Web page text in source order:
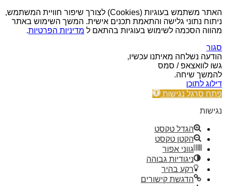
האתר משתמש בעוגיות (Cookies) לצורך שיפור חוויית המשתמש,
ניתוח נתוני גלישה והתאמת תכנים אישית. המשך השימוש באתר
מהווה הסכמה לשימוש בעוגיות בהתאם ל מדיניות הפרטיות.
סגור
הודעה נשלחה מאיתנו עכשיו,
גשו לוואצאפ / סמס
להמשך שיחה.
דילוג לתוכן
פתח סרגל נגישות
נגישות
הגדל טקסט
הקטן טקסט
גווני אפור
ניגודיות גבוהה
רקע בהיר
הדגשת קישורים